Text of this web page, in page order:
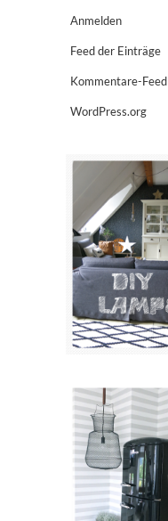
Anmelden
Feed der Einträge
Kommentare-Feed
WordPress.org